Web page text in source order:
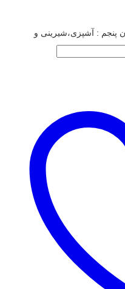
پنجم : آشپزی،شیرینی و